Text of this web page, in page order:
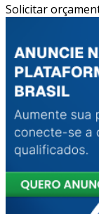
Solicitar